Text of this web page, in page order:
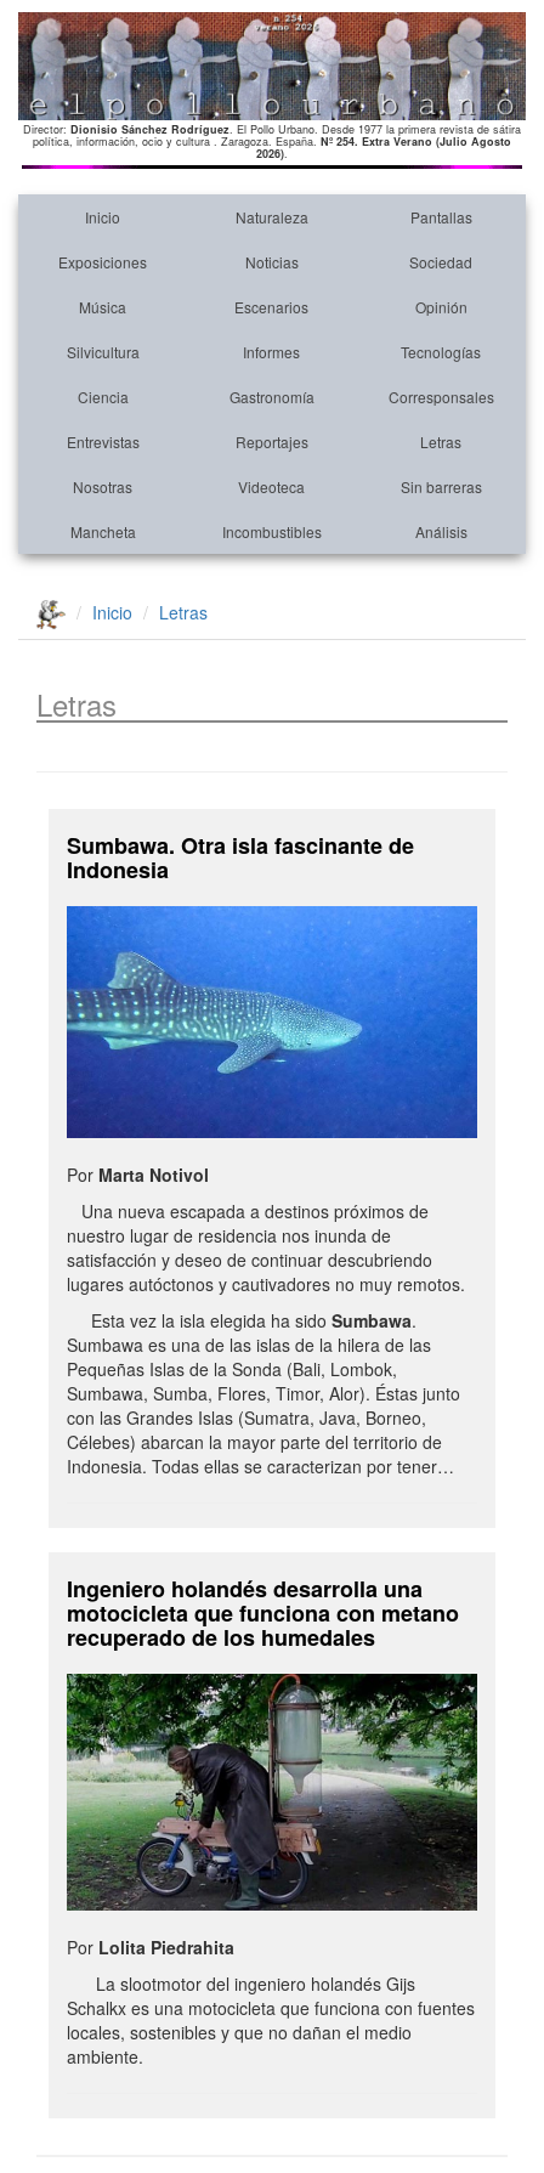
Director: Dionisio Sánchez Rodríguez. El Pollo Urbano. Desde 1977 la primera revista de sátira
política, información, ocio y cultura . Zaragoza. España. Nº 254. Extra Verano (Julio Agosto
2026).
Inicio Naturaleza Pantallas
Exposiciones Noticias Sociedad
Música Escenarios Opinión
Silvicultura Informes Tecnologías
Ciencia Gastronomía Corresponsales
Entrevistas Reportajes Letras
Nosotras Videoteca Sin barreras
Mancheta Incombustibles Análisis
Inicio Letras
Letras
Sumbawa. Otra isla fascinante de
Indonesia
Por Marta Notivol
Una nueva escapada a destinos próximos de
nuestro lugar de residencia nos inunda de
satisfacción y deseo de continuar descubriendo
lugares autóctonos y cautivadores no muy remotos.
Esta vez la isla elegida ha sido Sumbawa.
Sumbawa es una de las islas de la hilera de las
Pequeñas Islas de la Sonda (Bali, Lombok,
Sumbawa, Sumba, Flores, Timor, Alor). Éstas junto
con las Grandes Islas (Sumatra, Java, Borneo,
Célebes) abarcan la mayor parte del territorio de
Indonesia. Todas ellas se caracterizan por tener…
Ingeniero holandés desarrolla una
motocicleta que funciona con metano
recuperado de los humedales
Por Lolita Piedrahita
La slootmotor del ingeniero holandés Gijs
Schalkx es una motocicleta que funciona con fuentes
locales, sostenibles y que no dañan el medio
ambiente.